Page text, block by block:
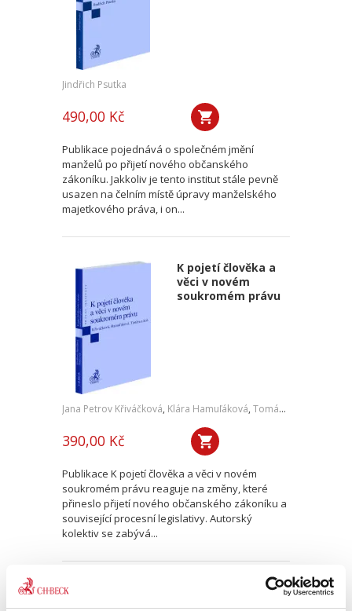
Jindřich Psutka
490,00 Kč
Publikace pojednává o společném jmění
manželů po přijetí nového občanského
zákoníku. Jakkoliv je tento institut stále pevně
usazen na čelním místě úpravy manželského
majetkového práva, i on...
K pojetí člověka a
věci v novém
soukromém právu
Jana Petrov Křiváčková, Klára Hamuľáková, Tomáš Tintěra
390,00 Kč
Publikace K pojetí člověka a věci v novém
soukromém právu reaguje na změny, které
přineslo přijetí nového občanského zákoníku a
související procesní legislativy. Autorský
kolektiv se zabývá...
Dvojí občanství v
českém právu. 2.